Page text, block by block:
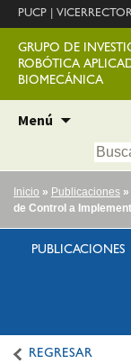
PUCP
GRUPO DE
ROBÓTICA
BIOMECÁNICA
Menú
Inicio » Publicaciones
de Control a
PUBLICACIONES
REGRESAR